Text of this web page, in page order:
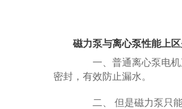
磁力泵与离心泵性能上区
一、普通离心泵电机
密封，有效防止漏水。
二、 但是磁力泵只能